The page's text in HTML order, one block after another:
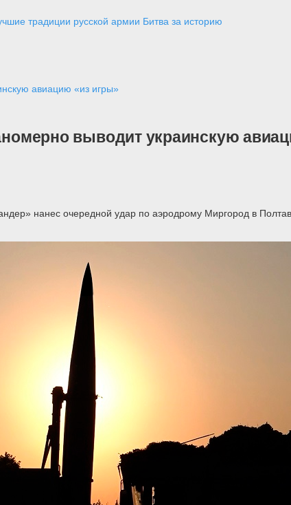
традиции русской армии Битва за историю
авиацию «из игры»
выводит украинскую
нанес очередной удар по аэродрому Миргород в